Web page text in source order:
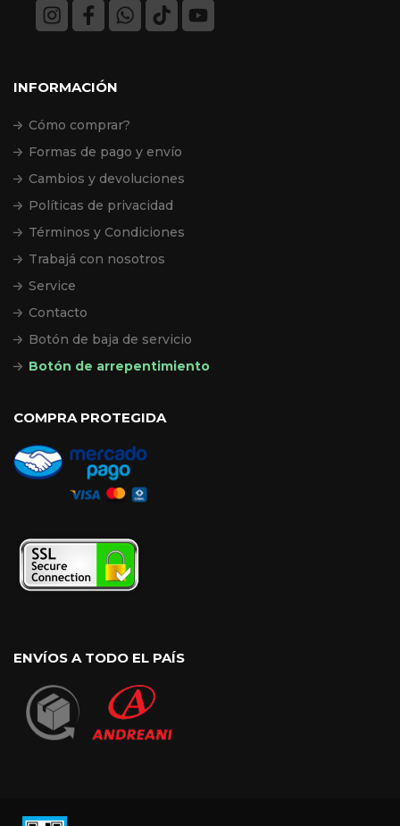
INFORMACIÓN
Cómo comprar?
Formas de pago y envío
Cambios y devoluciones
Políticas de privacidad
Términos y Condiciones
Trabajá con nosotros
Service
Contacto
Botón de baja de servicio
Botón de arrepentimiento
COMPRA PROTEGIDA
ENVÍOS A TODO EL PAÍS